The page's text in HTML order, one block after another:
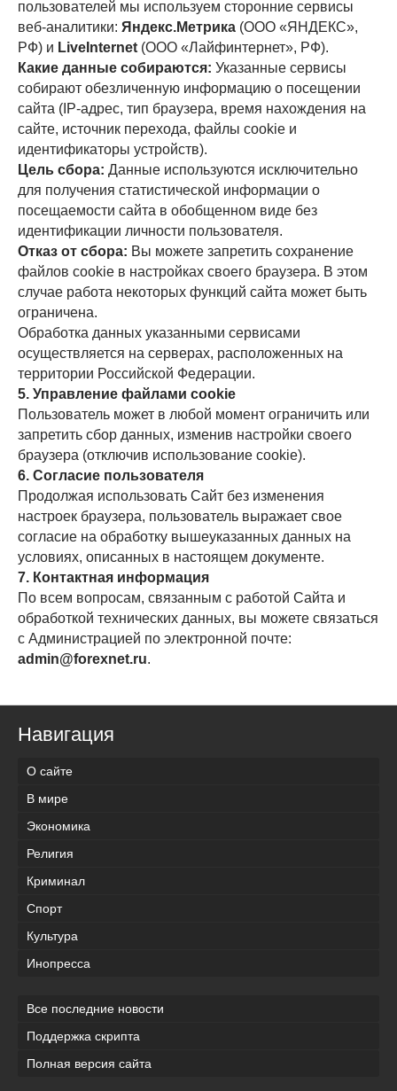
пользователей мы используем сторонние сервисы
веб-аналитики: Яндекс.Метрика (ООО «ЯНДЕКС»,
РФ) и LiveInternet (ООО «Лайфинтернет», РФ).
Какие данные собираются: Указанные сервисы
собирают обезличенную информацию о посещении
сайта (IP-адрес, тип браузера, время нахождения на
сайте, источник перехода, файлы cookie и
идентификаторы устройств).
Цель сбора: Данные используются исключительно
для получения статистической информации о
посещаемости сайта в обобщенном виде без
идентификации личности пользователя.
Отказ от сбора: Вы можете запретить сохранение
файлов cookie в настройках своего браузера. В этом
случае работа некоторых функций сайта может быть
ограничена.
Обработка данных указанными сервисами
осуществляется на серверах, расположенных на
территории Российской Федерации.
5. Управление файлами cookie
Пользователь может в любой момент ограничить или
запретить сбор данных, изменив настройки своего
браузера (отключив использование cookie).
6. Согласие пользователя
Продолжая использовать Сайт без изменения
настроек браузера, пользователь выражает свое
согласие на обработку вышеуказанных данных на
условиях, описанных в настоящем документе.
7. Контактная информация
По всем вопросам, связанным с работой Сайта и
обработкой технических данных, вы можете связаться
с Администрацией по электронной почте:
admin@forexnet.ru.
Навигация
О сайте
В мире
Экономика
Религия
Криминал
Спорт
Культура
Инопресса
Все последние новости
Поддержка скрипта
Полная версия сайта